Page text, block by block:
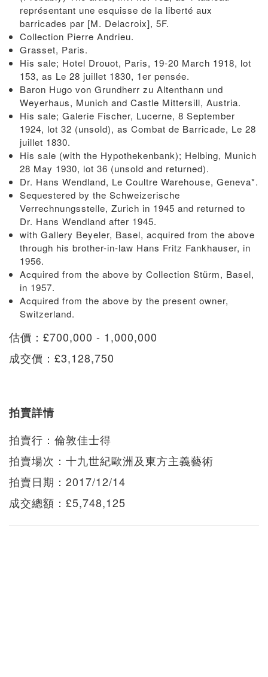
représentant une esquisse de la liberté aux
barricades par [M. Delacroix], 5F.
Collection Pierre Andrieu.
Grasset, Paris.
His sale; Hotel Drouot, Paris, 19-20 March 1918, lot
153, as Le 28 juillet 1830, 1er pensée.
Baron Hugo von Grundherr zu Altenthann und
Weyerhaus, Munich and Castle Mittersill, Austria.
His sale; Galerie Fischer, Lucerne, 8 September
1924, lot 32 (unsold), as Combat de Barricade, Le 28
juillet 1830.
His sale (with the Hypothekenbank); Helbing, Munich
28 May 1930, lot 36 (unsold and returned).
Dr. Hans Wendland, Le Coultre Warehouse, Geneva*.
Sequestered by the Schweizerische
Verrechnungsstelle, Zurich in 1945 and returned to
Dr. Hans Wendland after 1945.
with Gallery Beyeler, Basel, acquired from the above
through his brother-in-law Hans Fritz Fankhauser, in
1956.
Acquired from the above by Collection Stürm, Basel,
in 1957.
Acquired from the above by the present owner,
Switzerland.
估價：£700,000 - 1,000,000
成交價：£3,128,750
拍賣詳情
拍賣行：倫敦佳士得
拍賣場次：十九世紀歐洲及東方主義藝術
拍賣日期：2017/12/14
成交總額：£5,748,125